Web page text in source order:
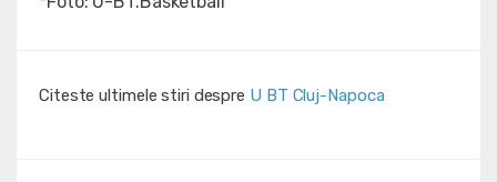
Citeste ultimele stiri despre U BT Cluj-Napoca